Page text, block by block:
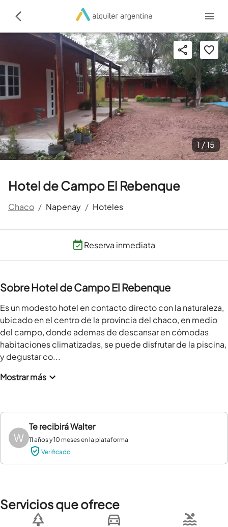
Hotel de Campo El Rebenque
Chaco / Napenay / Hoteles
1 /15
Reserva inmediata
Sobre Hotel de Campo El Rebenque
Es un modesto hotel en contacto directo con la naturaleza,
ubicado en el centro de la provincia del chaco, en medio
del campo, donde ademas de descansar en cómodas
habitaciones climatizadas, se puede disfrutar de la piscina,
y degustar co...
Mostrar más
W
Te recibiráWalter
11 años y 10 meses en la plataforma
Verificado
Servicios que ofrece